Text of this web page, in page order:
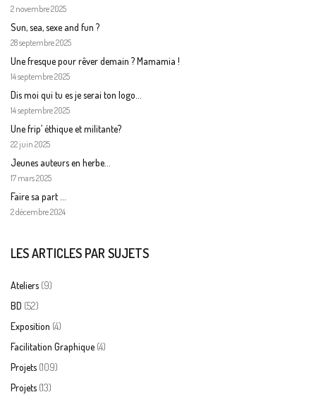
2 novembre 2025
Sun, sea, sexe and fun ?
28 septembre 2025
Une fresque pour rêver demain ? Mamamia !
14 septembre 2025
Dis moi qui tu es je serai ton logo…
14 septembre 2025
Une frip’ éthique et militante?
22 juin 2025
Jeunes auteurs en herbe…
17 mars 2025
Faire sa part …
2 décembre 2024
LES ARTICLES PAR SUJETS
Ateliers (9)
BD (52)
Exposition (4)
Facilitation Graphique (4)
Projets (109)
Projets (13)